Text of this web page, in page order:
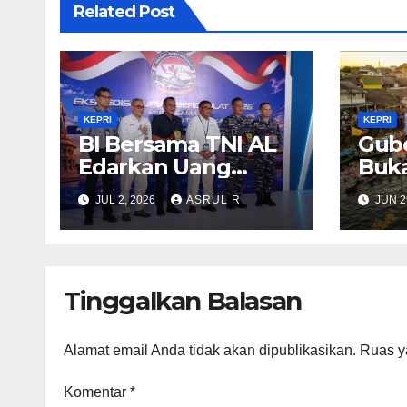
Related Post
KEPRI
BI Bersama TNI AL
Edarkan Uang
Tunai Rp14 Miliar ke
Pulau Terluar di
Kepri Guna
Stabilitas Rupiah
JUL 2, 2026 ASRUL R
KEPRI
JUN
Tinggalkan Balasan
Alamat email Anda tidak akan dipublikasikan. Ruas
Komentar *